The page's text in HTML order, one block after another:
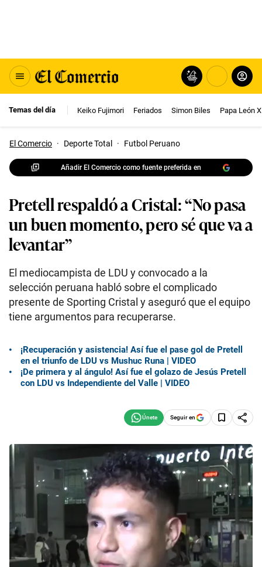
Temas del día Keiko Fujimori Feriados Simon Biles Papa León
El Comercio · Deporte Total · Futbol Peruano
Añadir El Comercio como fuente preferida en
Pretell respaldó a Cristal: “No pasa
un buen momento, pero sé que va a
levantar”
El mediocampista de LDU y convocado a la
selección peruana habló sobre el complicado
presente de Sporting Cristal y aseguró que el equipo
tiene argumentos para recuperarse.
¡Recuperación y asistencia! Así fue el pase gol de Pretell
en el triunfo de LDU vs Mushuc Runa | VIDEO
¡De primera y al ángulo! Así fue el golazo de Jesús Pretell
con LDU vs Independiente del Valle | VIDEO
Seguir en